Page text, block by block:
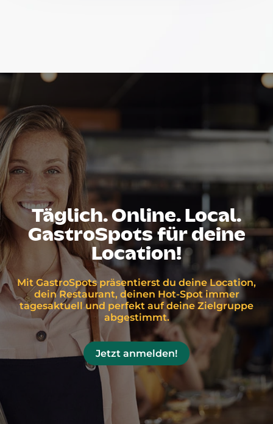
Täglich. Online. Local.
GastroSpots für deine
Location!
Mit GastroSpots präsentierst du deine Location,
dein Restaurant, deinen Hot-Spot immer
tagesaktuell und perfekt auf deine Zielgruppe
abgestimmt.
Jetzt anmelden!